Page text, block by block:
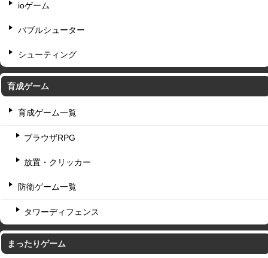
ioゲーム
バブルシューター
シューティング
育成ゲーム
育成ゲーム一覧
ブラウザRPG
放置・クリッカー
防衛ゲーム一覧
タワーディフェンス
まったりゲーム